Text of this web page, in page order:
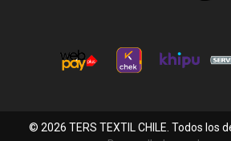
© 2026 TERS TEXTIL CHILE. Todos los